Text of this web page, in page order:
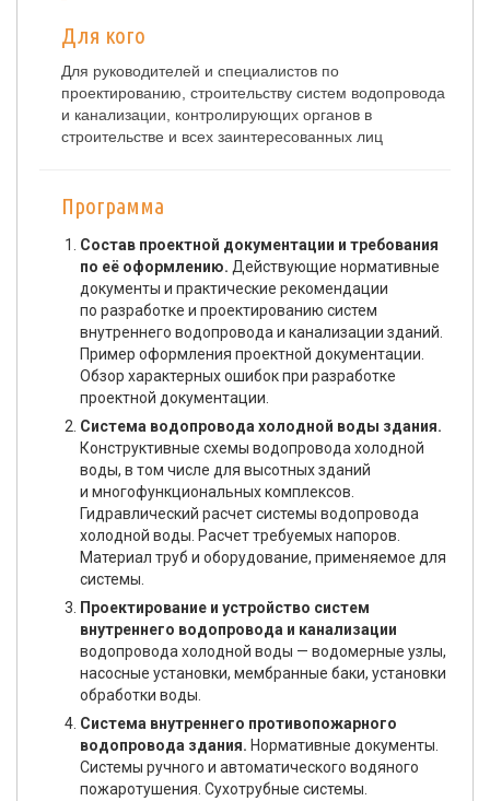
Для кого
Для руководителей и специалистов по
проектированию, строительству систем водопровода
и канализации, контролирующих органов в
строительстве и всех заинтересованных лиц
Программа
Состав проектной документации и требования
по её оформлению. Действующие нормативные
документы и практические рекомендации
по разработке и проектированию систем
внутреннего водопровода и канализации зданий.
Пример оформления проектной документации.
Обзор характерных ошибок при разработке
проектной документации.
Система водопровода холодной воды здания.
Конструктивные схемы водопровода холодной
воды, в том числе для высотных зданий
и многофункциональных комплексов.
Гидравлический расчет системы водопровода
холодной воды. Расчет требуемых напоров.
Материал труб и оборудование, применяемое для
системы.
Проектирование и устройство систем
внутреннего водопровода и канализации
водопровода холодной воды — водомерные узлы,
насосные установки, мембранные баки, установки
обработки воды.
Система внутреннего противопожарного
водопровода здания. Нормативные документы.
Системы ручного и автоматического водяного
пожаротушения. Сухотрубные системы.